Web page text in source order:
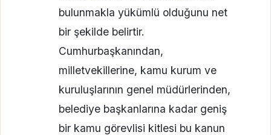
bulunmakla yükümlü olduğunu net
bir şekilde belirtir.
Cumhurbaşkanından,
milletvekillerine, kamu kurum ve
kuruluşlarının genel müdürlerinden,
belediye başkanlarına kadar geniş
bir kamu görevlisi kitlesi bu kanun